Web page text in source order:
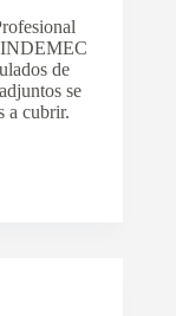
INDEMEC
de
se
a cubrir.